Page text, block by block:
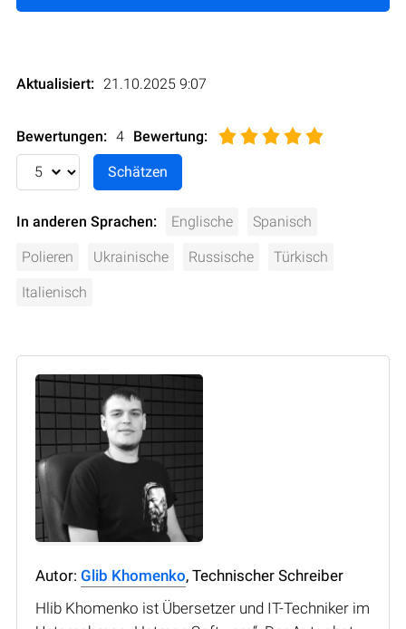
Aktualisiert: 21.10.2025 9:07
Bewertungen: 4 Bewertung:
In anderen Sprachen: Englische Spanisch
Polieren Ukrainische Russische Türkisch
Italienisch
Autor: Glib Khomenko, Technischer Schreiber
Hlib Khomenko ist Übersetzer und IT-Techniker im